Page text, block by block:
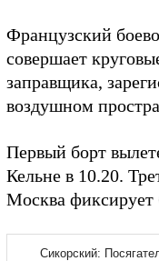
Французский
совершает
заправщика,
воздушном
Первый борт
Кельне в 10.20.
Москва фиксирует